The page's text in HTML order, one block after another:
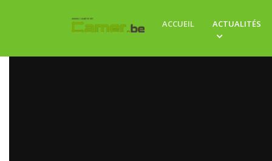
ACCUEIL ACTUALITÉS